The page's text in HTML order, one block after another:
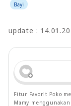
Bayi
update :
Fitur Favorit Poko
Mamy